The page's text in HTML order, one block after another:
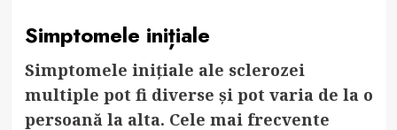
Simptomele inițiale
Simptomele inițiale ale sclerozei
multiple pot fi diverse și pot varia de la o
persoană la alta. Cele mai frecvente